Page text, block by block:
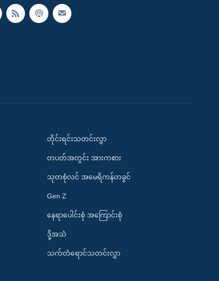
တိုင်းရင်းသတင်းလွှာ
တပတ်အတွင်း အားကစား
သုတစုံလင် အမေရိကန်တခွင်
Gen Z
နေရာပေါင်းစုံ အကြောင်းစုံ
ဒို့အသံ
သက်တံရောင်သတင်းလွှာ